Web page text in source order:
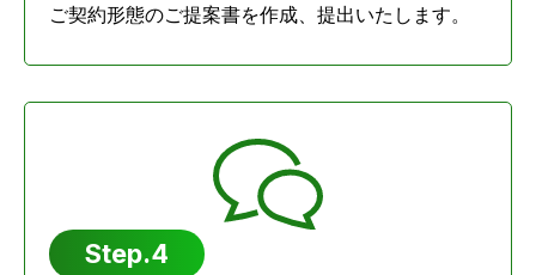
ご契約形態のご提案書を作成、提出いたします。
Step.4